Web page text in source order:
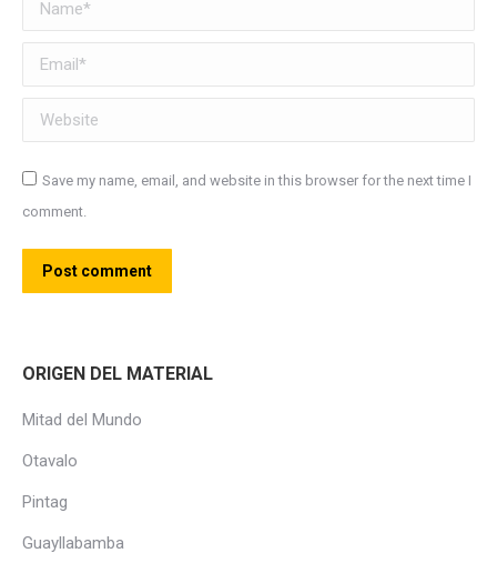
Email *
Website
Save my name, email, and website in this browser for the next time I
comment.
Post comment
ORIGEN DEL MATERIAL
Mitad del Mundo
Otavalo
Pintag
Guayllabamba